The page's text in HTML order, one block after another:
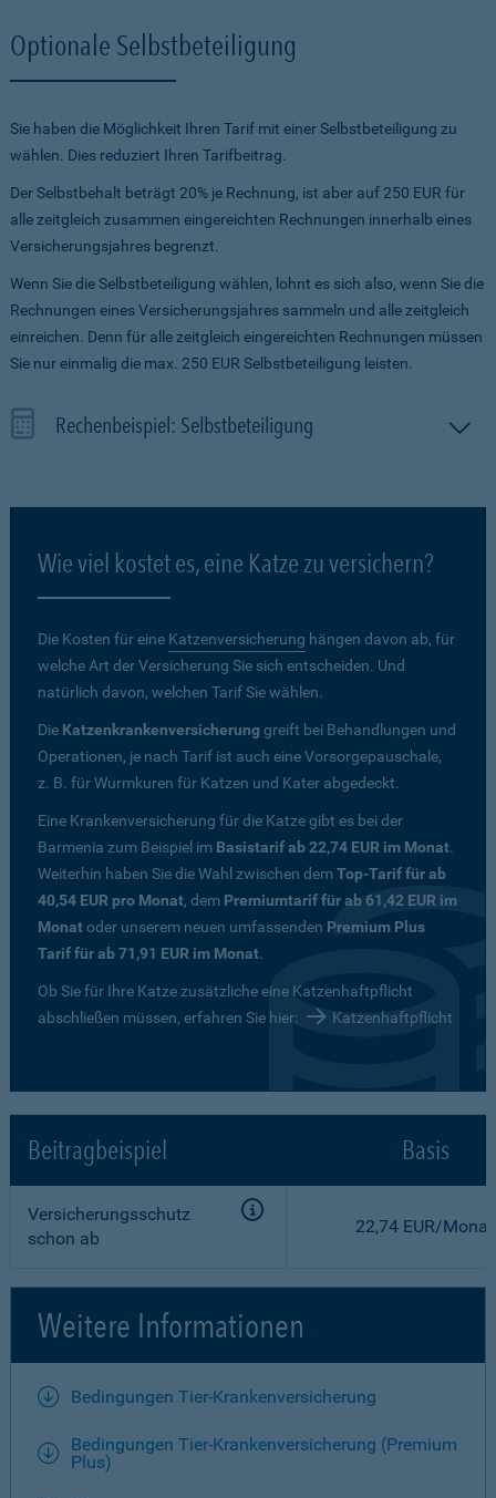
Optionale Selbstbeteiligung
Sie haben die Möglichkeit Ihren Tarif mit einer Selbstbeteiligung zu
wählen. Dies reduziert Ihren Tarifbeitrag.
Der Selbstbehalt beträgt 20% je Rechnung, ist aber auf 250 EUR für
alle zeitgleich zusammen eingereichten Rechnungen innerhalb eines
Versicherungsjahres begrenzt.
Wenn Sie die Selbstbeteiligung wählen, lohnt es sich also, wenn Sie die
Rechnungen eines Versicherungsjahres sammeln und alle zeitgleich
einreichen. Denn für alle zeitgleich eingereichten Rechnungen müssen
Sie nur einmalig die max. 250 EUR Selbstbeteiligung leisten.
Rechenbeispiel: Selbstbeteiligung
Wie viel kostet es, eine Katze zu versichern?
Die Kosten für eine Katzenversicherung hängen davon ab, für
welche Art der Versicherung Sie sich entscheiden. Und
natürlich davon, welchen Tarif Sie wählen.
Die Katzenkrankenversicherung greift bei Behandlungen und
Operationen, je nach Tarif ist auch eine Vorsorgepauschale,
z. B. für Wurmkuren für Katzen und Kater abgedeckt.
Eine Krankenversicherung für die Katze gibt es bei der
Barmenia zum Beispiel im Basistarif ab 22,74 EUR im Monat.
Weiterhin haben Sie die Wahl zwischen demTop-Tarif für ab
40,54 EUR pro Monat, dem Premiumtarif für ab 61,42 EUR im
Monatoder unserem neuen umfassenden Premium Plus
Tarif für ab 71,91 EUR im Monat.
Ob Sie für Ihre Katze zusätzliche eine Katzenhaftpflicht
abschließen müssen, erfahren Sie hier:
Katzenhaftpflicht
Beitragbeispiel Basis
Versicherungsschutz
schon ab
22,74 EUR/Monat
Weitere Informationen
Bedingungen Tier-Krankenversicherung
Bedingungen Tier-Krankenversicherung (Premium
Plus)